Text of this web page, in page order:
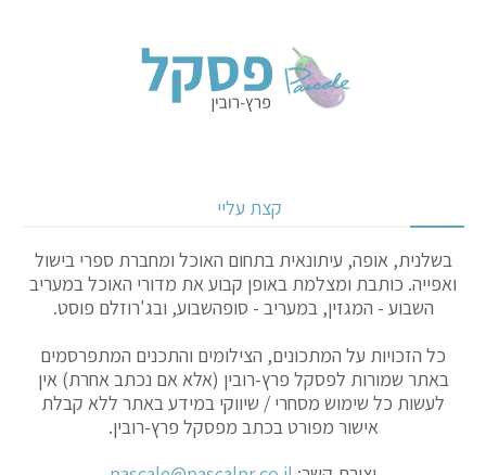
קצת עליי
בשלנית, אופה, עיתונאית בתחום האוכל ומחברת ספרי בישול
ואפייה. כותבת ומצלמת באופן קבוע את מדורי האוכל במעריב
השבוע - המגזין, במעריב - סופהשבוע, ובג'רוזלם פוסט.
כל הזכויות על המתכונים, הצילומים והתכנים המתפרסמים
באתר שמורות לפסקל פרץ-רובין (אלא אם נכתב אחרת) אין
לעשות כל שימוש מסחרי / שיווקי במידע באתר ללא קבלת
אישור מפורט בכתב מפסקל פרץ-רובין.